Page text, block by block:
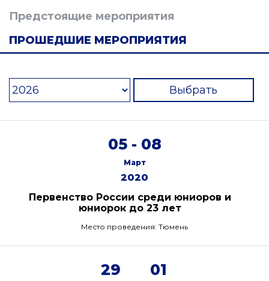
Предстоящие мероприятия
ПРОШЕДШИЕ МЕРОПРИЯТИЯ
Выбрать
05 - 08
Март
2020
Первенство России среди юниоров и
юниорок до 23 лет
Место проведения: Тюмень
29 01